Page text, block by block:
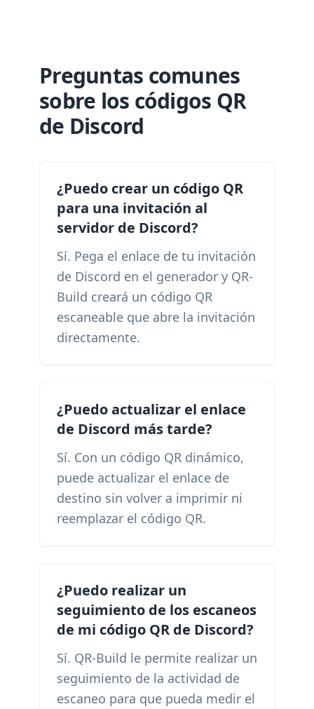
Preguntas comunes
sobre los códigos QR
de Discord
¿Puedo crear un código QR
para una invitación al
servidor de Discord?
Sí. Pega el enlace de tu invitación
de Discord en el generador y QR-
Build creará un código QR
escaneable que abre la invitación
directamente.
¿Puedo actualizar el enlace
de Discord más tarde?
Sí. Con un código QR dinámico,
puede actualizar el enlace de
destino sin volver a imprimir ni
reemplazar el código QR.
¿Puedo realizar un
seguimiento de los escaneos
de mi código QR de Discord?
Sí. QR-Build le permite realizar un
seguimiento de la actividad de
escaneo para que pueda medir el